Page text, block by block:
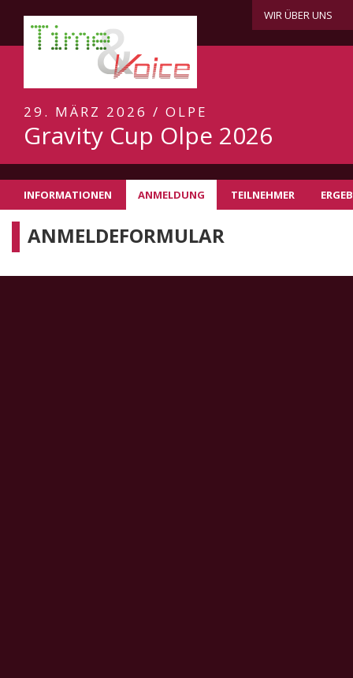
WIR ÜBER UNS
29. MÄRZ 2026 / OLPE
Gravity Cup Olpe 2026
INFORMATIONEN ANMELDUNG TEILNEHMER
ANMELDEFORMULAR